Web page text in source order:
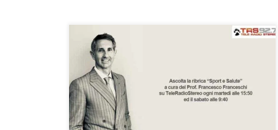
Vaccino anti Covid e dolori alla spalla rubrica “Sport e
Salute” – TeleRadioStereo 92,7. In questa puntata
della mia rubrica “Sport e Salute”, in onda su
TeleRadioStereo 92,7 ogni martedì alle 15:50 ed il
sabato alle 9:40, abbiamo parlato del vaccino anti
Covid e dei dolori alla spalla, sia a […]